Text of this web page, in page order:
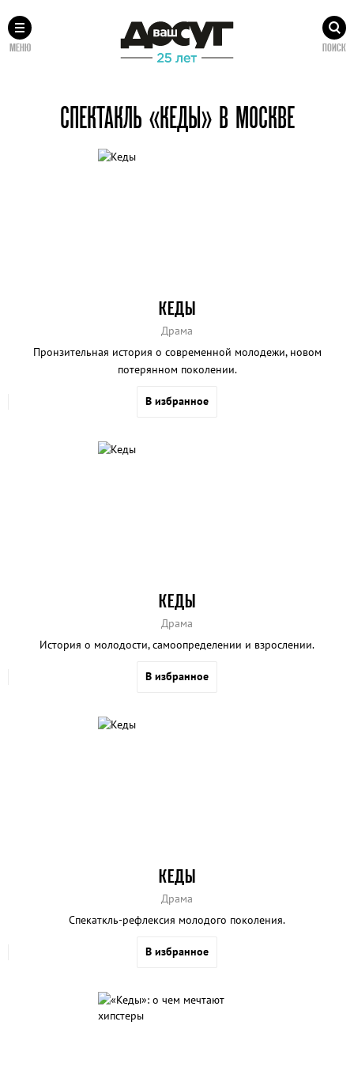
МЕНЮ ПОИСК
СПЕКТАКЛЬ «КЕДЫ» В МОСКВЕ
КЕДЫ
Драма
Пронзительная история о современной молодежи, новом
потерянном поколении.
В избранное
КЕДЫ
Драма
История о молодости, самоопределении и взрослении.
В избранное
КЕДЫ
Драма
Спекаткль-рефлексия молодого поколения.
В избранное